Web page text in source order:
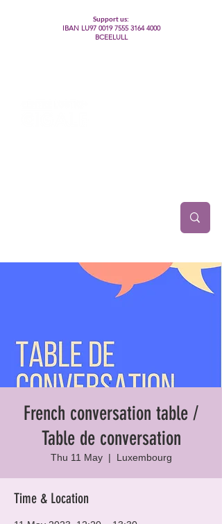
Support us:
IBAN LU97 0019 7555 3164 4000
BCEELULL
French conversation table /
Table de conversation
Thu 11 May
  |
Luxembourg
Time & Location